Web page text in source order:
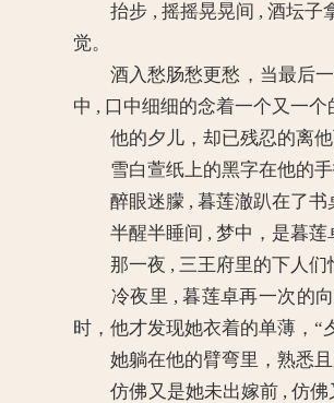
抬步 , 摇摇晃晃间 , 酒坛子拿
觉。
酒入愁肠愁更愁，当最后一
中 , 口中细细的念着一个又一个
他的夕儿，却已残忍的离他
雪白萱纸上的黑字在他的手
醉眼迷朦 , 暮莲澈趴在了书
半醒半睡间 , 梦中，是暮莲
那一夜 , 三王府里的下人们
冷夜里 , 暮莲卓再一次的向
时，他才发现她衣着的单薄，“
她躺在他的臂弯里，熟悉且
仿佛又是她未出嫁前 , 仿佛